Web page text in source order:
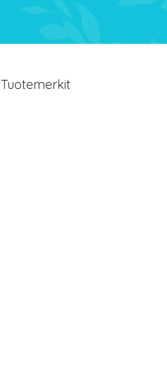
Tuotemerkit